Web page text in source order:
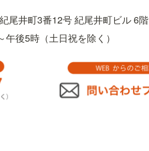
尾井町3番12号 紀尾井町ビル 6階
後5時（土日祝を除く）